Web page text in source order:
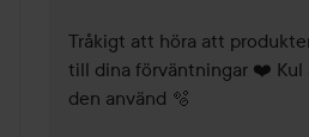
Tråkigt att höra att
till dina förväntningar ❤️ Kul
den använd 🫧